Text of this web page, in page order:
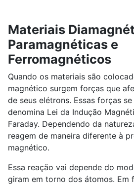
Materiais
Paramagnéticas e
Ferromagnéticos
Quando os materiais são
magnético surgem forças que
de seus elétrons. Essas forças
denomina Lei da Indução
Faraday. Dependendo da
reagem de maneira diferente à
magnético.
Essa reação vai depende do
giram em torno dos átomos. Em